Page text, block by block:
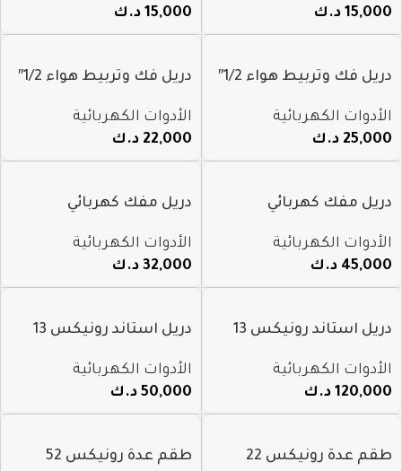
15,000 د.ك
15,000 د.ك
دريل فك وتربيط هواء 1/2″
الأدوات الكهربائية
25,000 د.ك
دريل فك وتربيط هواء 1/2″
الأدوات الكهربائية
22,000 د.ك
دريل مفك كهربائي
ن 2036
الأدوات الكهربائية
45,000 د.ك
دريل مفك كهربائي
ن 2035
الأدوات الكهربائية
32,000 د.ك
دريل استاند رونيكس 13
الأدوات الكهربائية
120,000 د.ك
دريل استاند رونيكس 13
الأدوات الكهربائية
50,000 د.ك
طقم عدة رونيكس 22
طقم عدة رونيكس 52